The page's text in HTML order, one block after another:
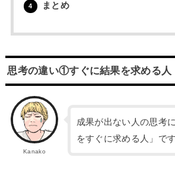
4 まとめ
思考の違い①すぐに結果を求める人
Kanako
成果が出ない人の思考
をすぐに求める人」です